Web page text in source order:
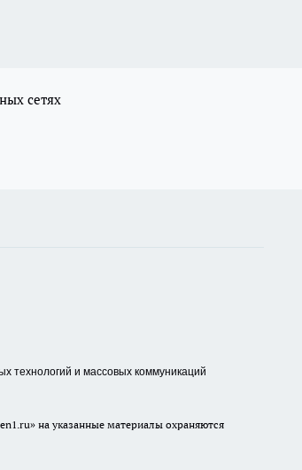
сетях
технологий и массовых коммуникаций
на указанные материалы охраняются